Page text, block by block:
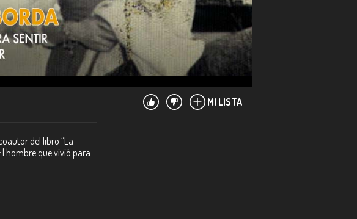
MI LISTA
del libro “La
hombre que vivió para